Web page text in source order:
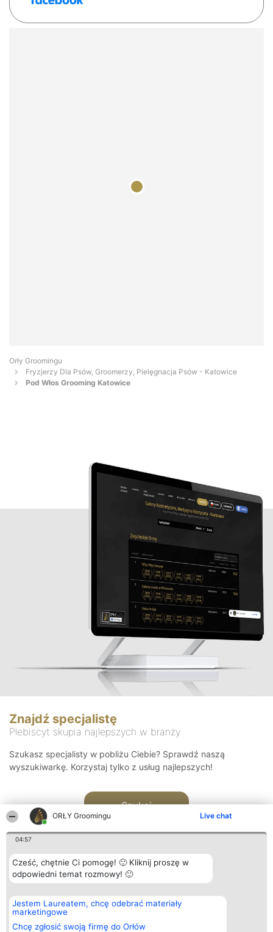
ORŁY Groomingu Live chat
04:57
Cześć, chętnie Ci pomogę! 🙂 Kliknij proszę w
odpowiedni temat rozmowy! 🙂
Jestem Laureatem, chcę odebrać materiały
marketingowe
Chcę zgłosić swoją firmę do Orłów
Orły Groomingu
Fryzjerzy Dla Psów, Groomerzy, Pielęgnacja Psów - Katowice
Pod Włos Grooming Katowice
Znajdź specjalistę
Plebiscyt skupia najlepszych w branży
Szukasz specjalisty w pobliżu Ciebie? Sprawdź naszą
wyszukiwarkę. Korzystaj tylko z usług najlepszych!
Szukaj
Organizator plebiscytu
Bright Side Solutions sp. z o.
o. sp. k.
ul. Ruska 22
Plebiscyt
Laureaci
wszystkich
Kontakt
Kontakt